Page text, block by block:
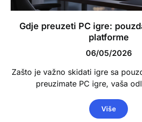
Gdje preuzeti PC igre:
platforme
06/05/2026
Zašto je važno skidati igre sa
preuzimate PC igre, vaša
Više